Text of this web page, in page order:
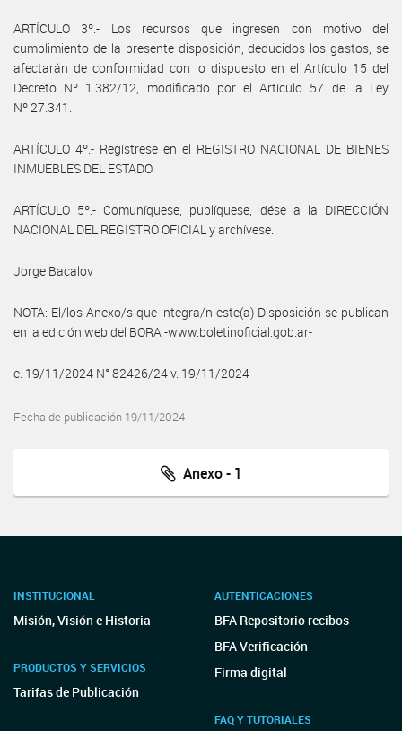
ARTÍCULO 3º.- Los recursos que ingresen con motivo del
cumplimiento de la presente disposición, deducidos los gastos, se
afectarán de conformidad con lo dispuesto en el Artículo 15 del
Decreto Nº 1.382/12, modificado por el Artículo 57 de la Ley
Nº 27.341.
ARTÍCULO 4º.- Regístrese en el REGISTRO NACIONAL DE BIENES
INMUEBLES DEL ESTADO.
ARTÍCULO 5º.- Comuníquese, publíquese, dése a la DIRECCIÓN
NACIONAL DEL REGISTRO OFICIAL y archívese.
Jorge Bacalov
NOTA: El/los Anexo/s que integra/n este(a) Disposición se publican
en la edición web del BORA -www.boletinoficial.gob.ar-
e. 19/11/2024 N° 82426/24 v. 19/11/2024
Fecha de publicación 19/11/2024
Anexo - 1
INSTITUCIONAL
Misión, Visión e Historia
PRODUCTOS Y SERVICIOS
Tarifas de Publicación
AUTENTICACIONES
BFA Repositorio recibos
BFA Verificación
Firma digital
FAQ Y TUTORIALES